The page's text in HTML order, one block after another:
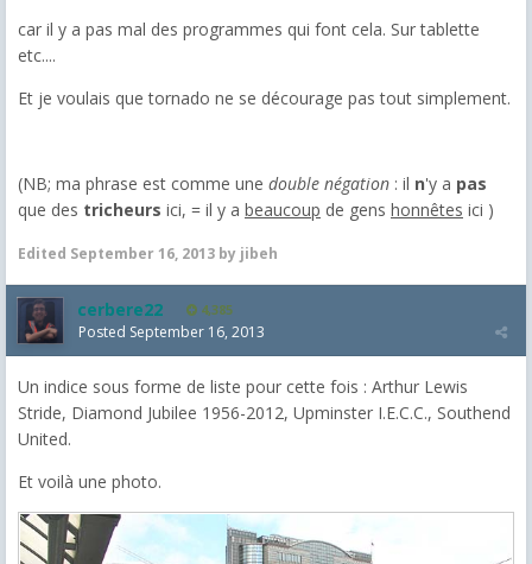
car il y a pas mal des programmes qui font cela. Sur tablette
etc....
Et je voulais que tornado ne se décourage pas tout simplement.
(NB; ma phrase est comme une double négation : il n'y a pas
que des tricheurs ici, = il y a beaucoup de gens honnêtes ici )
Edited September 16, 2013 by jibeh
cerbere22 4,385
Posted September 16, 2013
Un indice sous forme de liste pour cette fois : Arthur Lewis
Stride, Diamond Jubilee 1956-2012, Upminster I.E.C.C., Southend
United.
Et voilà une photo.